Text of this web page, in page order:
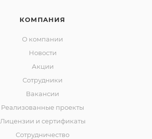
КОМПАНИЯ
О компании
Новости
Акции
Сотрудники
Вакансии
Реализованные проекты
Лицензии и сертификаты
Сотрудничество